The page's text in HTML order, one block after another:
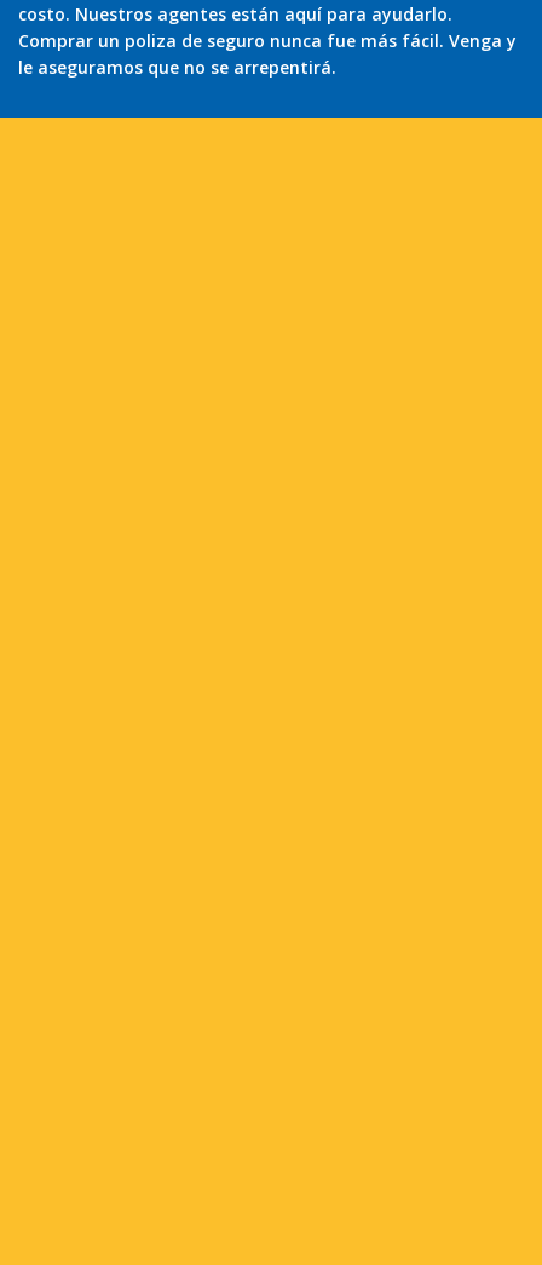
costo. Nuestros agentes están aquí para ayudarlo.
Comprar un poliza de seguro nunca fue más fácil. Venga y
le aseguramos que no se arrepentirá.